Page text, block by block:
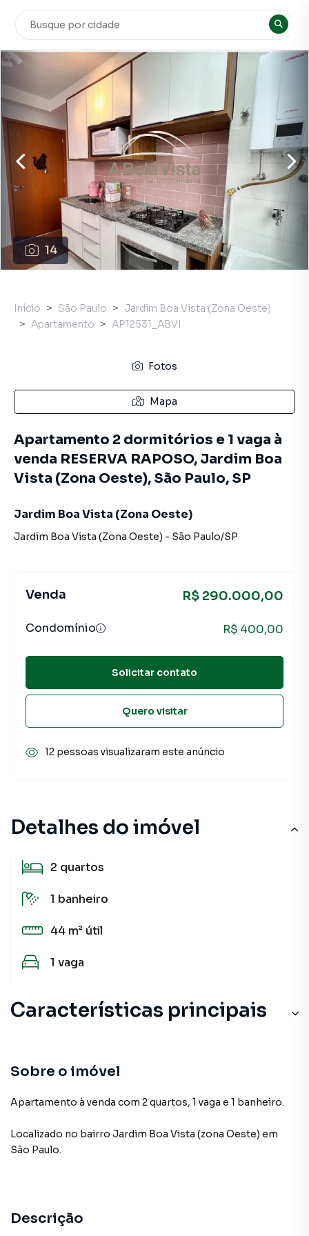
14
Detalhes do imóvel
2 quartos
1 banheiro
44 m² útil
1 vaga
Características principais
Sobre o imóvel
Apartamento à venda com 2 quartos, 1 vaga e 1 banheiro.
Localizado no bairro Jardim Boa Vista (zona Oeste) em
São Paulo.
Descrição
Início São Paulo
Jardim Boa Vista (Zona Oeste)
Apartamento
AP12531_ABVI
Fotos
Mapa
Apartamento 2 dormitórios e 1 vaga à
venda RESERVA RAPOSO, Jardim Boa
Vista (Zona Oeste), São Paulo, SP
Jardim Boa Vista (Zona Oeste)
Jardim Boa Vista (Zona Oeste) - São Paulo/SP
Venda R$ 290.000,00
Condomínio R$ 400,00
Solicitar contato
Quero visitar
12 pessoas visualizaram este anúncio